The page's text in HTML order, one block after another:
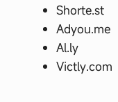
Shorte.st
Adyou.me
Al.ly
Victly.com